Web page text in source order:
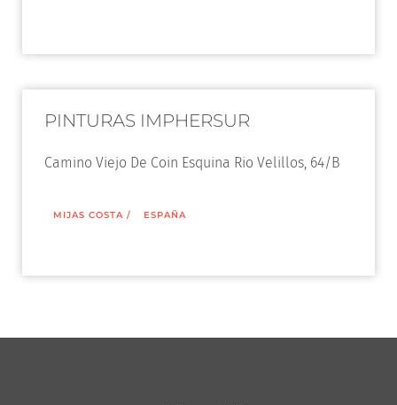
PINTURAS IMPHERSUR
Camino Viejo De Coin Esquina Rio Velillos, 64/B
MIJAS COSTA / ESPAÑA